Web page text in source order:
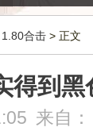
1.80合击 > 正文
得到
来自：